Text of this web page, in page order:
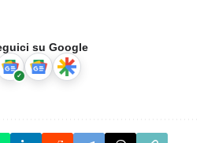
su Google